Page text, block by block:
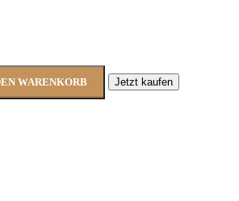
WARENKORB Jetzt kaufen